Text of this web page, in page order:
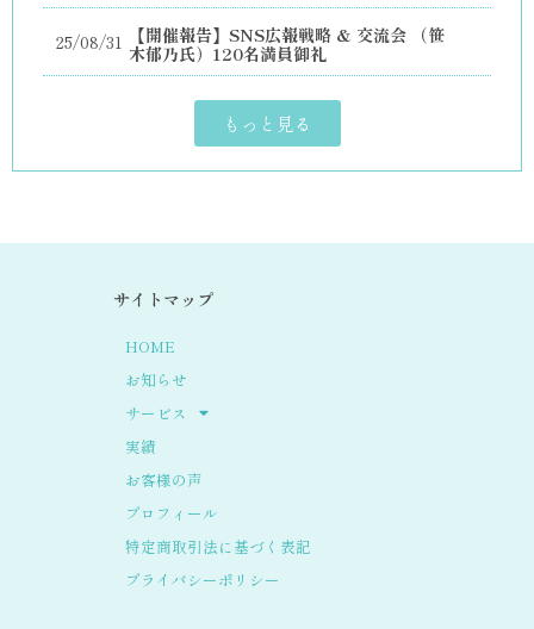
25/08/31
【開催報告】SNS広報戦略 & 交流会 （笹
木郁乃氏）120名満員御礼
もっと見る
サイトマップ
HOME
お知らせ
サービス
実績
お客様の声
プロフィール
特定商取引法に基づく表記
プライバシーポリシー